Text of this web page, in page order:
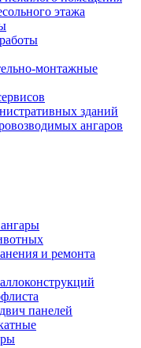
этажа
монтажные
зданий
ангаров
и ремонта
панелей